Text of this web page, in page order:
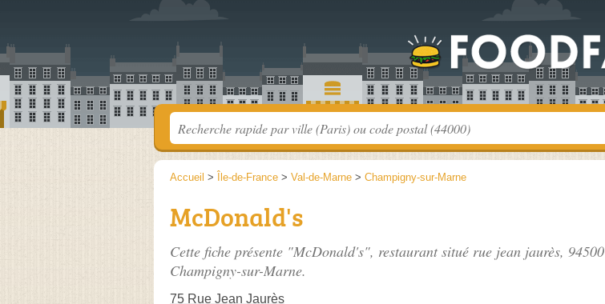
Accueil > Île-de-France > Val-de-Marne > Champigny-sur-Marne
McDonald's
Cette fiche présente "McDonald's", restaurant situé rue jean jaurès, 94500
Champigny-sur-Marne.
75 Rue Jean Jaurès